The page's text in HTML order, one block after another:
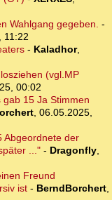
Wahlgang gegeben. -
11:22
- Kaladhor,
(vgl.MP
00:02
15 Ja Stimmen
, 06.05.2025,
Abgeordnete der
..." - Dragonfly,
Freund
ist - BerndBorchert,